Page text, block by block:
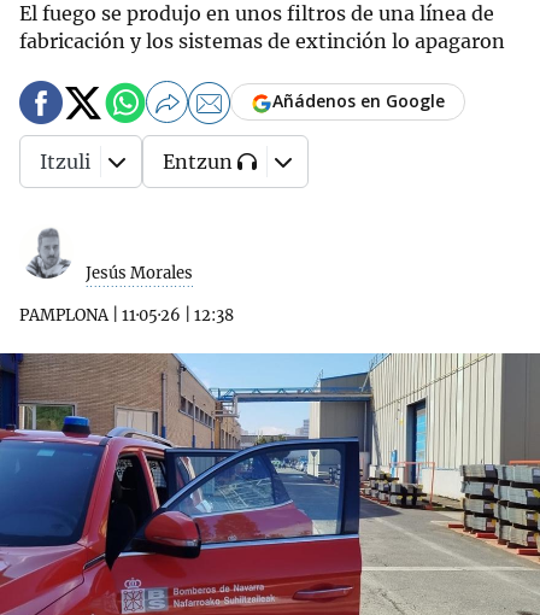
El fuego se produjo en unos filtros de una línea de
fabricación y los sistemas de extinción lo apagaron
Jesús Morales
PAMPLONA| 11·05·26 12:38
Añádenos en Google
Itzuli Entzun